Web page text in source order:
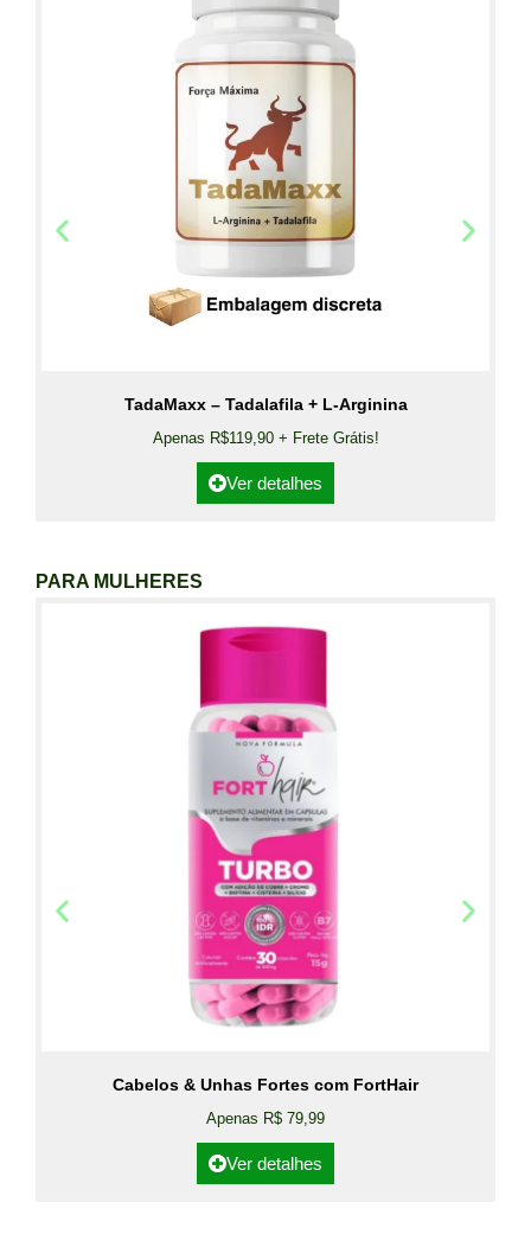
TadaMaxx – Tadalafila + L-Arginina
Apenas R$119,90 + Frete Grátis!
Ver detalhes
PARA MULHERES
Cabelos & Unhas Fortes com FortHair
Apenas R$ 79,99
Ver detalhes